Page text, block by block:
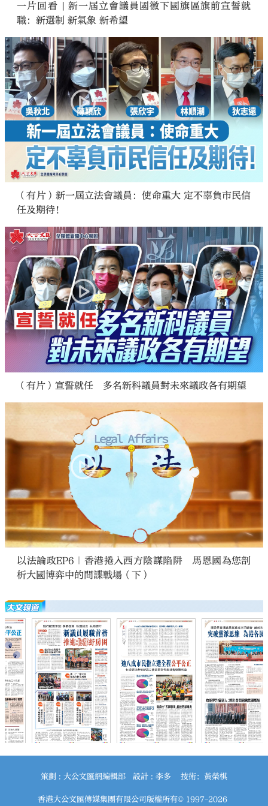
一片回看 | 新一屆立會議員國徽下國旗區旗前宣誓就
職：新選制 新氣象 新希望
（有片）新一屆立法會議員：使命重大 定不辜負市民信
任及期待！
（有片）宣誓就任 多名新科議員對未來議政各有期望
以法論政EP6｜香港捲入西方陰謀陷阱 馬恩國為您剖
析大國博弈中的間諜戰場（下）
策劃 : 大公文匯網編輯部 設計 : 李多 技術：黃榮棋
香港大公文匯傳媒集團有限公司版權所有© 1997-2026